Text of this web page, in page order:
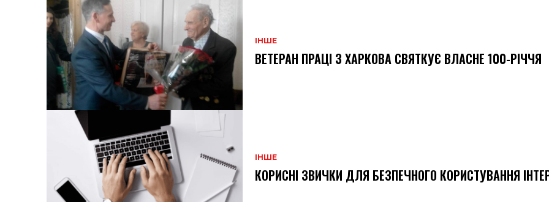
ІНШЕ
ВЕТЕРАН ПРАЦІ З ХАРКОВА СВЯТКУЄ ВЛАСНЕ 100-РІЧЧЯ
ІНШЕ
КОРИСНІ ЗВИЧКИ ДЛЯ БЕЗПЕЧНОГО КОРИСТУВАННЯ